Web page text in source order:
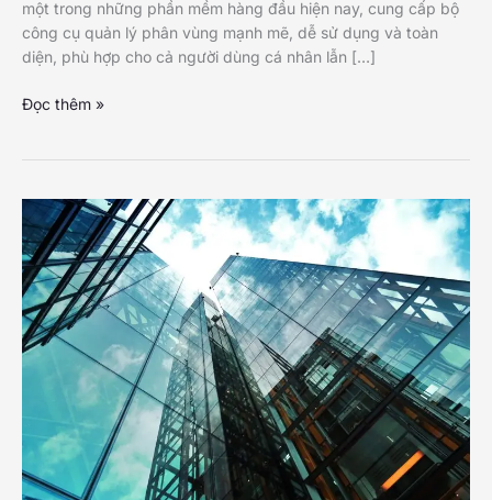
một trong những phần mềm hàng đầu hiện nay, cung cấp bộ
công cụ quản lý phân vùng mạnh mẽ, dễ sử dụng và toàn
diện, phù hợp cho cả người dùng cá nhân lẫn […]
MiniTool
Đọc thêm »